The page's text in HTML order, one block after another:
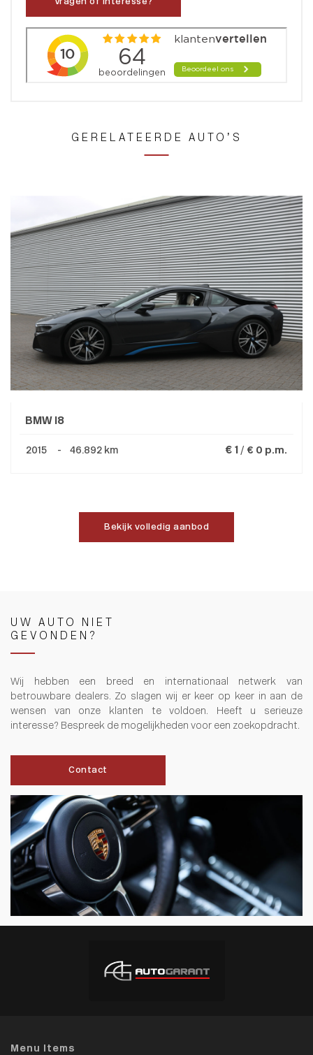
GERELATEERDE AUTO’S
BMW I8
2015 - 46.892 km € 1 / € 0 p.m.
Bekijk volledig aanbod
UW AUTO NIET
GEVONDEN?
Wij hebben een breed en internationaal netwerk van
betrouwbare dealers. Zo slagen wij er keer op keer in aan de
wensen van onze klanten te voldoen. Heeft u serieuze
interesse? Bespreek de mogelijkheden voor een zoekopdracht.
Contact
Menu Items